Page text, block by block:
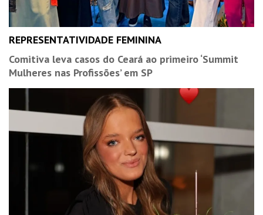
REPRESENTATIVIDADE FEMININA
Comitiva leva casos do Ceará ao primeiro ‘Summit
Mulheres nas Profissões’ em SP